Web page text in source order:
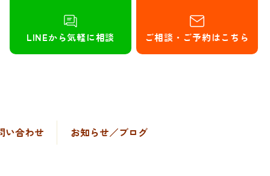
LINEから気軽に相談 ご相談・ご予約はこちら
い合わせ お知らせ／ブログ